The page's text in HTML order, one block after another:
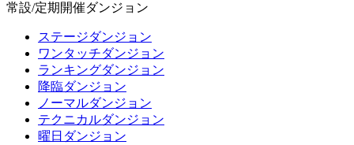
常設/定期開催ダンジョン
ステージダンジョン
ワンタッチダンジョン
ランキングダンジョン
降臨ダンジョン
ノーマルダンジョン
テクニカルダンジョン
曜日ダンジョン